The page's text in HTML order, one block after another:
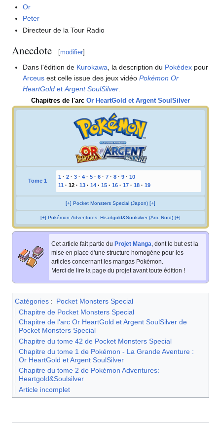
Or
Peter
Directeur de la Tour Radio
Anecdote [modifier]
Dans l'édition de Kurokawa, la description du Pokédex pour
Arceus est celle issue des jeux vidéoPokémon Or
HeartGold etArgent SoulSilver.
Chapitres de l'arc Or HeartGold et Argent SoulSilver
Tome 1
1 · 2 · 3 · 4 · 5 · 6 · 7 · 8 · 9 · 10
11 · 12 · 13 · 14 · 15 · 16 · 17 · 18 · 19
[+] Pocket Monsters Special (Japon) [+]
[+] Pokémon Adventures: Heartgold&Soulsilver (Am. Nord) [+]
Cet article fait partie du Projet Manga , dont le but est la
mise en place d'une structure homogène pour les
articles concernant les mangas Pokémon.
Merci de lire la page du projet avant toute édition !
Catégories :
Pocket Monsters Special
Chapitre de Pocket Monsters Special
Chapitre de l'arc Or HeartGold et Argent SoulSilver de
Pocket Monsters Special
Chapitre du tome 42 de Pocket Monsters Special
Chapitre du tome 1 de Pokémon - La Grande Aventure :
Or HeartGold et Argent SoulSilver
Chapitre du tome 2 de Pokémon Adventures:
Heartgold&Soulsilver
Article incomplet